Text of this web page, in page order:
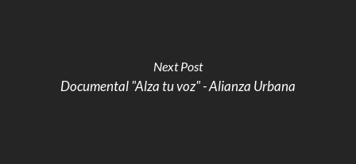
Next Post
Documental "Alza tu voz" - Alianza Urbana